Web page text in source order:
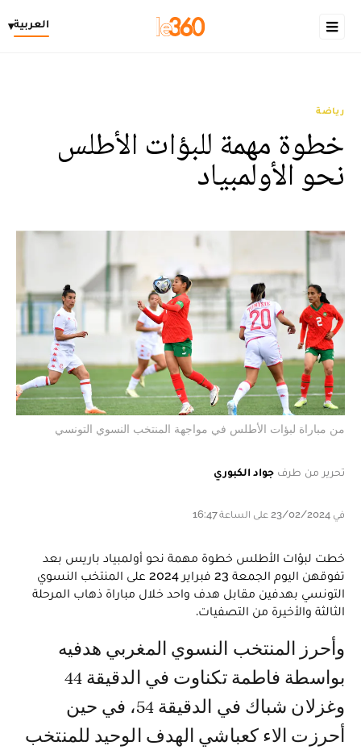
العربية▾
رياضة
خطوة مهمة للبؤات الأطلس
نحو الأولمبياد
من مباراة لبؤات الأطلس في مواجهة المنتخب النسوي التونسي
تحرير من طرف جواد الكبوري
في 23/02/2024 على الساعة 16:47
خطت لبؤات الأطلس خطوة مهمة نحو أولمبياد باريس بعد
تفوقهن اليوم الجمعة 23 فبراير 2024 على المنتخب النسوي
التونسي بهدفين مقابل هدف واحد خلال مباراة ذهاب المرحلة
الثالثة والأخيرة من التصفيات.
وأحرز المنتخب النسوي المغربي هدفيه
بواسطة فاطمة تكناوت في الدقيقة 44
وغزلان شباك في الدقيقة 54، في حين
أحرزت الاء كعباشي الهدف الوحيد للمنتخب